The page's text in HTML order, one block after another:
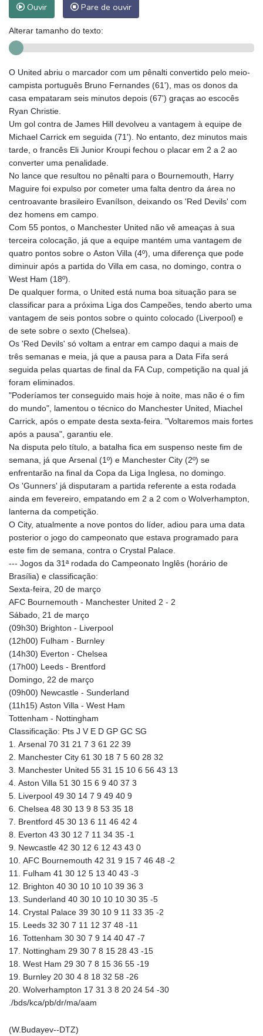
Ouvir Pare de ouvir
Alterar tamanho do texto:
O United abriu o marcador com um pênalti convertido pelo meio-
campista português Bruno Fernandes (61'), mas os donos da
casa empataram seis minutos depois (67') graças ao escocês
Ryan Christie.
Um gol contra de James Hill devolveu a vantagem à equipe de
Michael Carrick em seguida (71'). No entanto, dez minutos mais
tarde, o francês Eli Junior Kroupi fechou o placar em 2 a 2 ao
converter uma penalidade.
No lance que resultou no pênalti para o Bournemouth, Harry
Maguire foi expulso por cometer uma falta dentro da área no
centroavante brasileiro Evanílson, deixando os 'Red Devils' com
dez homens em campo.
Com 55 pontos, o Manchester United não vê ameaças à sua
terceira colocação, já que a equipe mantém uma vantagem de
quatro pontos sobre o Aston Villa (4º), uma diferença que pode
diminuir após a partida do Villa em casa, no domingo, contra o
West Ham (18º).
De qualquer forma, o United está numa boa situação para se
classificar para a próxima Liga dos Campeões, tendo aberto uma
vantagem de seis pontos sobre o quinto colocado (Liverpool) e
de sete sobre o sexto (Chelsea).
Os 'Red Devils' só voltam a entrar em campo daqui a mais de
três semanas e meia, já que a pausa para a Data Fifa será
seguida pelas quartas de final da FA Cup, competição na qual já
foram eliminados.
"Poderíamos ter conseguido mais hoje à noite, mas não é o fim
do mundo", lamentou o técnico do Manchester United, Miachel
Carrick, após o empate desta sexta-feira. "Voltaremos mais fortes
após a pausa", garantiu ele.
Na disputa pelo título, a batalha fica em suspenso neste fim de
semana, já que Arsenal (1º) e Manchester City (2º) se
enfrentarão na final da Copa da Liga Inglesa, no domingo.
Os 'Gunners' já disputaram a partida referente a esta rodada
ainda em fevereiro, empatando em 2 a 2 com o Wolverhampton,
lanterna da competição.
O City, atualmente a nove pontos do líder, adiou para uma data
posterior o jogo do campeonato que estava programado para
este fim de semana, contra o Crystal Palace.
--- Jogos da 31ª rodada do Campeonato Inglês (horário de
Brasília) e classificação:
Sexta-feira, 20 de março
AFC Bournemouth - Manchester United 2 - 2
Sábado, 21 de março
(09h30) Brighton - Liverpool
(12h00) Fulham - Burnley
(14h30) Everton - Chelsea
(17h00) Leeds - Brentford
Domingo, 22 de março
(09h00) Newcastle - Sunderland
(11h15) Aston Villa - West Ham
Tottenham - Nottingham
Classificação: Pts J V E D GP GC SG
1. Arsenal 70 31 21 7 3 61 22 39
2. Manchester City 61 30 18 7 5 60 28 32
3. Manchester United 55 31 15 10 6 56 43 13
4. Aston Villa 51 30 15 6 9 40 37 3
5. Liverpool 49 30 14 7 9 49 40 9
6. Chelsea 48 30 13 9 8 53 35 18
7. Brentford 45 30 13 6 11 46 42 4
8. Everton 43 30 12 7 11 34 35 -1
9. Newcastle 42 30 12 6 12 43 43 0
10. AFC Bournemouth 42 31 9 15 7 46 48 -2
11. Fulham 41 30 12 5 13 40 43 -3
12. Brighton 40 30 10 10 10 39 36 3
13. Sunderland 40 30 10 10 10 30 35 -5
14. Crystal Palace 39 30 10 9 11 33 35 -2
15. Leeds 32 30 7 11 12 37 48 -11
16. Tottenham 30 30 7 9 14 40 47 -7
17. Nottingham 29 30 7 8 15 28 43 -15
18. West Ham 29 30 7 8 15 36 55 -19
19. Burnley 20 30 4 8 18 32 58 -26
20. Wolverhampton 17 31 3 8 20 24 54 -30
./bds/kca/pb/dr/ma/aam
(W.Budayev--DTZ)